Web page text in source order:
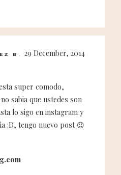
B.
29 December, 2014
super comodo,
sabia que ustedes son
lo sigo en instagram y
:D, tengo nuevo post 😉